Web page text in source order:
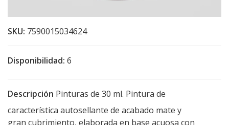
SKU: 7590015034624
Disponibilidad: 6
Descripción Pinturas de 30 ml. Pintura de
característica autosellante de acabado mate y
gran cubrimiento, elaborada en base acuosa con